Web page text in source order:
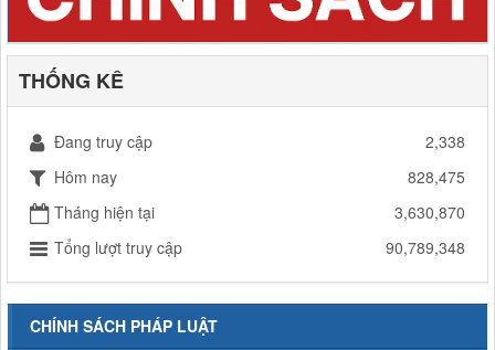
THỐNG KÊ
Đang truy cập
2,338
Hôm nay
828,475
Tháng hiện tại
3,630,870
Tổng lượt truy cập
90,789,348
CHÍNH SÁCH PHÁP LUẬT